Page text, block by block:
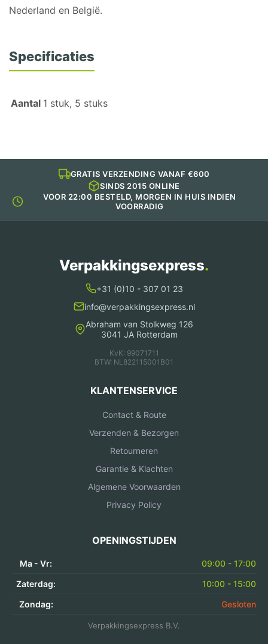
Nederland en België.
Specificaties
Aantal 1 stuk, 5 stuks
GRATIS VERZENDING VANAF €600
SINDS 2015 ONLINE
VOOR 22:00 BESTELD, MORGEN IN HUIS INDIEN
VOORRADIG
Verpakkingsexpress.
+31 (0)10 - 307 01 23
info@verpakkingsexpress.nl
Abraham van Stolkweg 126
3041 JA Rotterdam
KvK: 99071711
BTW: NL822115001B01
KLANTENSERVICE
Contact & Route
Verzenden & Bezorgen
Retourneren
Garantie & Klachten
Algemene Voorwaarden
Privacy Policy
OPENINGSTIJDEN
Ma - Vr:
09:00 - 17:00
Zaterdag:
10:00 - 15:00
Zondag:
Gesloten
Verpakkingsexpress B.V.